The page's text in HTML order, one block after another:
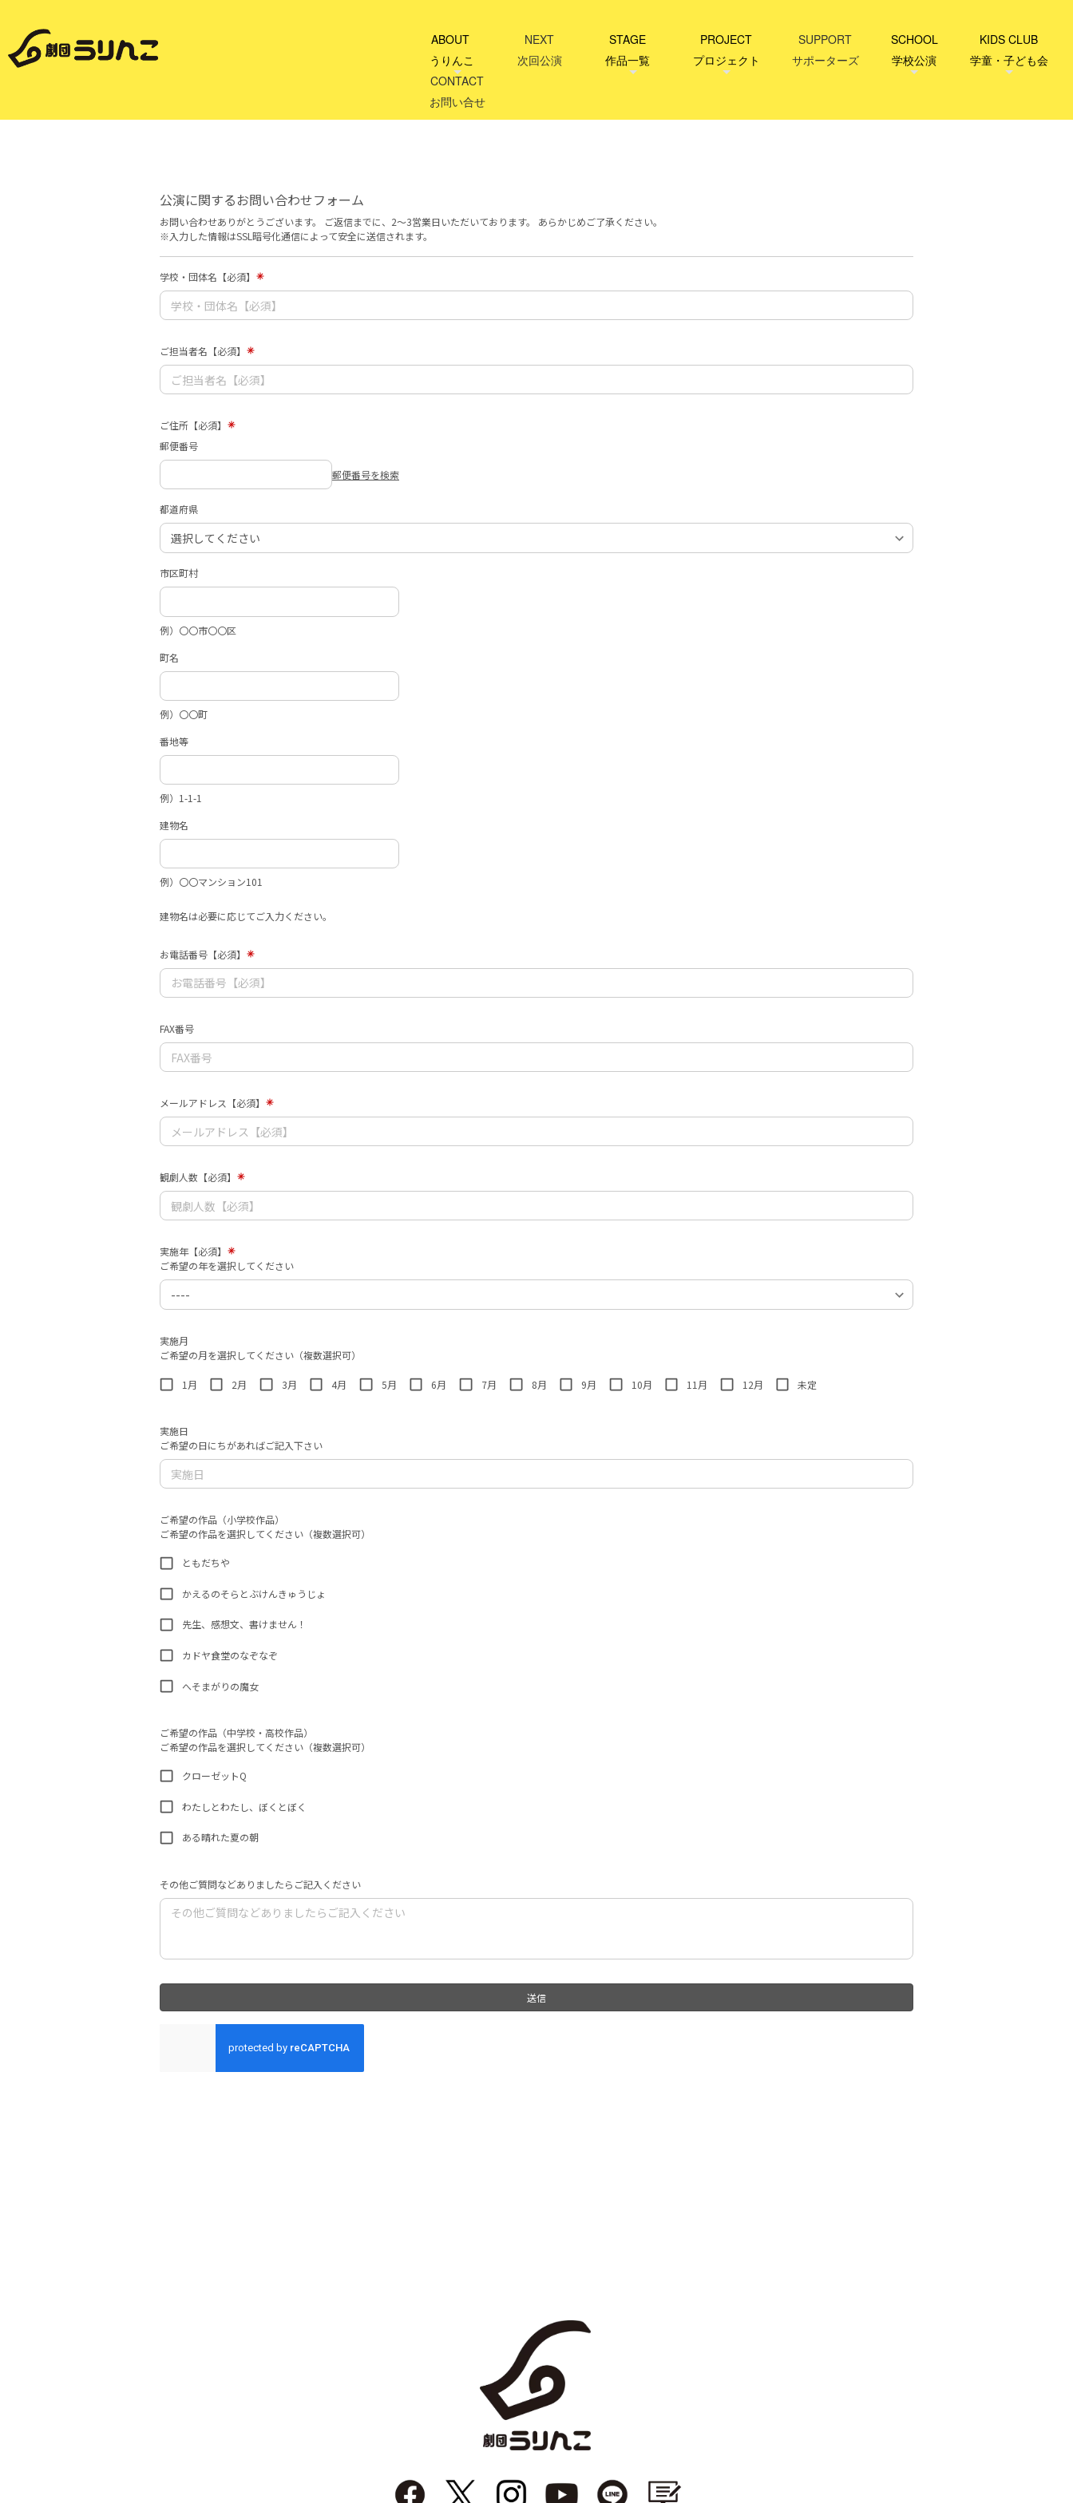
ABOUT
うりんこ
NEXT
次回公演
STAGE
作品一覧
PROJECT
プロジェクト
SUPPORT
サポーターズ
SCHOOL
学校公演
KIDS CLUB
学童・子ども会
CONTACT
お問い合せ